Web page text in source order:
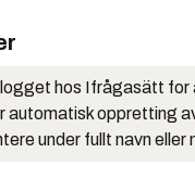
hos Ifrågasätt for
automatisk oppretting
under fullt navn eller